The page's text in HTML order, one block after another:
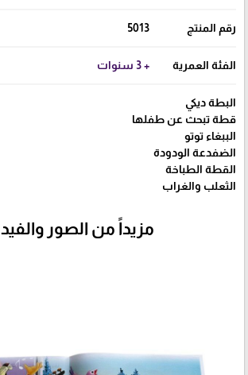
رقم المنتج 5013
الفئة العمرية + 3 سنوات
البطة ديكي
قطة تبحث عن طفلها
الببغاء توتو
الضفدعة الودودة
القطة الطباخة
الثعلب والغراب
مزيداً من الصور